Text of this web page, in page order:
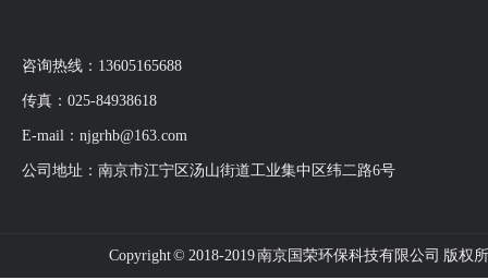
咨询热线：13605165688
传真：025-84938618
E-mail：njgrhb@163.com
公司地址：南京市江宁区汤山街道工业集中区纬二路6号
Copyright © 2018-2019 南京国荣环保科技有限公司 版权